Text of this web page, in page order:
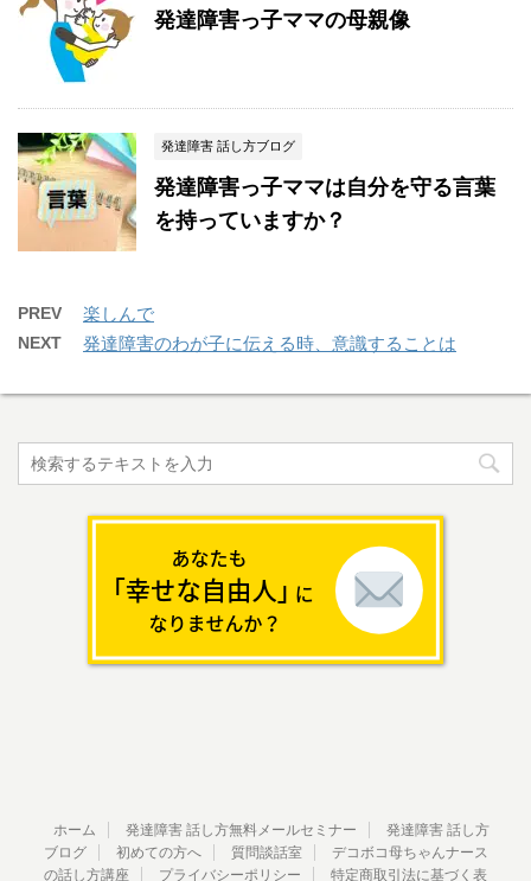
発達障害っ子ママの母親像
発達障害 話し方ブログ
発達障害っ子ママは自分を守る言葉
を持っていますか？
PREV 楽しんで
NEXT 発達障害のわが子に伝える時、意識することは
ホーム 発達障害 話し方無料メールセミナー
発達障害 話し方
ブログ
初めての方へ 質問談話室
デコボコ母ちゃんナース
の話し方講座
プライバシーポリシー 特定商取引法に基づく表